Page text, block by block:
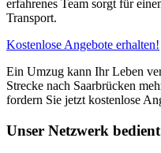
erfahrenes Team sorgt für
Transport.
Kostenlose Angebote erhalten!
Ein Umzug kann Ihr Leben
Strecke nach Saarbrücken
fordern Sie jetzt kostenlose
Unser Netzwerk